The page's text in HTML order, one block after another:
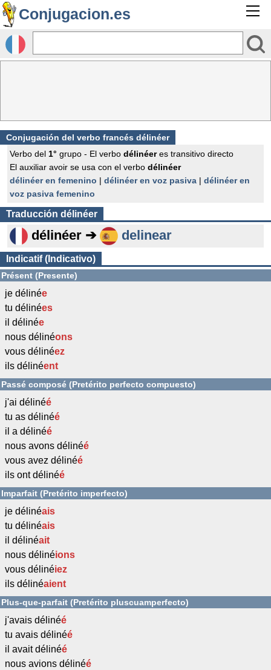
Conjugacion.es
Conjugación del verbo francés délinéer
Verbo del 1° grupo - El verbo délinéeres transitivo directo
El auxiliar avoir se usa con el verbo délinéer
délinéer en femenino | délinéer en voz pasiva | délinéer en
voz pasiva femenino
Traducción délinéer
délinéer ➔ delinear
Indicatif (Indicativo)
Présent (Presente)
je délinée
tu délinées
il délinée
nous délinéons
vous délinéez
ils délinéent
Passé composé (Pretérito perfecto compuesto)
j'ai délinéé
tu as délinéé
il a délinéé
nous avons délinéé
vous avez délinéé
ils ont délinéé
Imparfait (Pretérito imperfecto)
je délinéais
tu délinéais
il délinéait
nous délinéions
vous délinéiez
ils délinéaient
Plus-que-parfait (Pretérito pluscuamperfecto)
j'avais délinéé
tu avais délinéé
il avait délinéé
nous avions délinéé